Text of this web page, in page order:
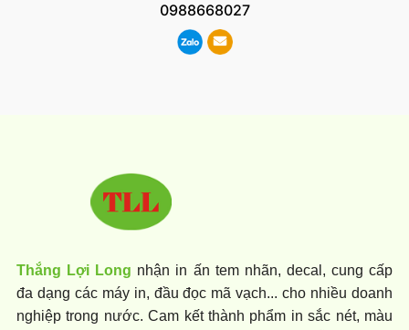
0988668027
Thắng Lợi Long nhận in ấn tem nhãn, decal, cung cấp
đa dạng các máy in, đầu đọc mã vạch... cho nhiều doanh
nghiệp trong nước. Cam kết thành phẩm in sắc nét, màu